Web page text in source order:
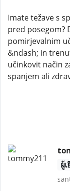
Imate težave s
pred posegom?
pomirjevalnim
&ndash; in
učinkovit način
spanjem ali
ผู้